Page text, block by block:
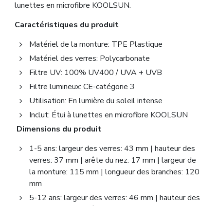
lunettes en microfibre KOOLSUN.
Caractéristiques du produit
Matériel de la monture: TPE Plastique
Matériel des verres: Polycarbonate
Filtre UV: 100% UV400 / UVA + UVB
Filtre lumineux: CE-catégorie 3
Utilisation: En lumière du soleil intense
Inclut: Étui à lunettes en microfibre KOOLSUN
Dimensions du produit
1-5 ans: largeur des verres: 43 mm | hauteur des
verres: 37 mm | arête du nez: 17 mm | largeur de
la monture: 115 mm | longueur des branches: 120
mm
5-12 ans: largeur des verres: 46 mm | hauteur des